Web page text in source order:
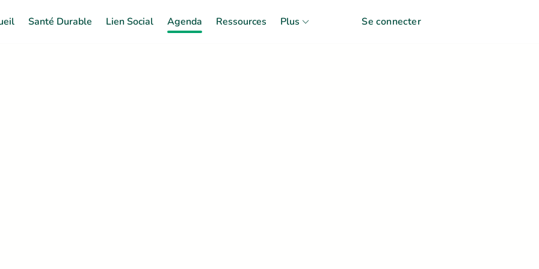
Santé Durable Lien Social Agenda Ressources Plus Se connecter